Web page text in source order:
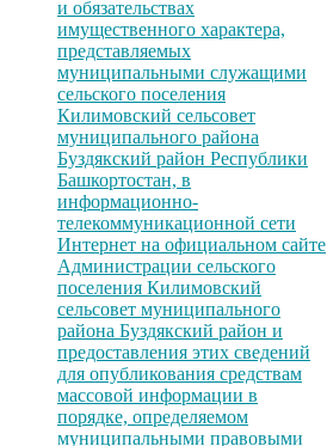
и обязательствах
имущественного характера,
представляемых
муниципальными служащими
сельского поселения
Килимовский сельсовет
муниципального района
Буздякский район Республики
Башкортостан, в
информационно-
телекоммуникационной сети
Интернет на официальном сайте
Администрации сельского
поселения Килимовский
сельсовет муниципального
района Буздякский район и
предоставления этих сведений
для опубликования средствам
массовой информации в
порядке, определяемом
муниципальными правовыми